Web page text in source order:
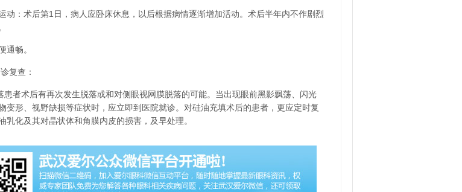
：术后第1日，病人应卧床休息，以后根据病情逐渐增加活动。术后半年内不作剧烈
畅。
复查：
术后有再次发生脱落或和对侧眼视网膜脱落的可能。当出现眼前黑影飘荡、闪光
变形、视野缺损等症状时，应立即到医院就诊。对硅油充填术后的患者，更应定时复
乳化及其对晶状体和角膜内皮的损害，及早处理。